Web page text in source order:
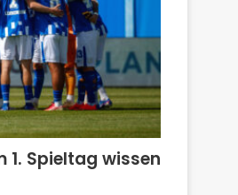
1. Spieltag wissen